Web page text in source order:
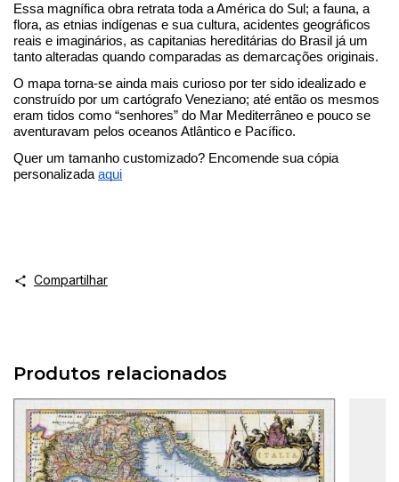
Essa magnífica obra retrata toda a América do Sul; a fauna, a
flora, as etnias indígenas e sua cultura, acidentes geográficos
reais e imaginários, as capitanias hereditárias do Brasil já um
tanto alteradas quando comparadas as demarcações originais.
O mapa torna-se ainda mais curioso por ter sido idealizado e
construído por um cartógrafo Veneziano; até então os mesmos
eram tidos como “senhores” do Mar Mediterrâneo e pouco se
aventuravam pelos oceanos Atlântico e Pacífico.
Quer um tamanho customizado? Encomende sua cópia
personalizada aqui
Compartilhar
Produtos relacionados